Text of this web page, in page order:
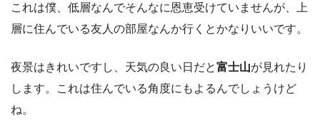
これは僕、低層なんでそんなに恩恵受けていませんが、上
層に住んでいる友人の部屋なんか行くとかなりいいです。
夜景はきれいですし、天気の良い日だと富士山が見れたり
します。これは住んでいる角度にもよるんでしょうけど
ね。